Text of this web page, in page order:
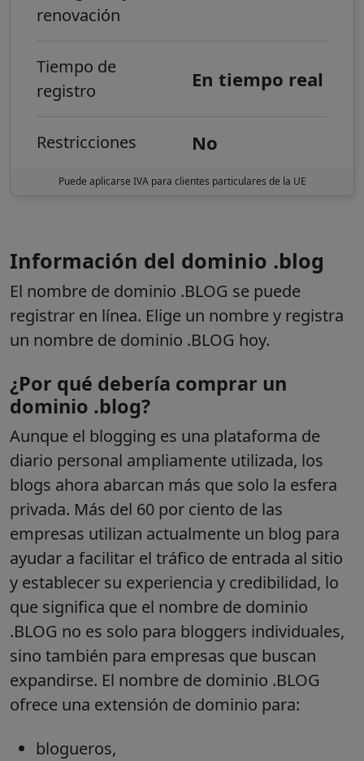
renovación
Tiempo de
registro
En tiempo real
Restricciones No
Puede aplicarse IVA para clientes particulares de la UE
Información del dominio .blog
El nombre de dominio .BLOG se puede
registrar en línea. Elige un nombre y registra
un nombre de dominio .BLOG hoy.
¿Por qué debería comprar un
dominio .blog?
Aunque el blogging es una plataforma de
diario personal ampliamente utilizada, los
blogs ahora abarcan más que solo la esfera
privada. Más del 60 por ciento de las
empresas utilizan actualmente un blog para
ayudar a facilitar el tráfico de entrada al sitio
y establecer su experiencia y credibilidad, lo
que significa que el nombre de dominio
.BLOG no es solo para bloggers individuales,
sino también para empresas que buscan
expandirse. El nombre de dominio .BLOG
ofrece una extensión de dominio para:
blogueros,